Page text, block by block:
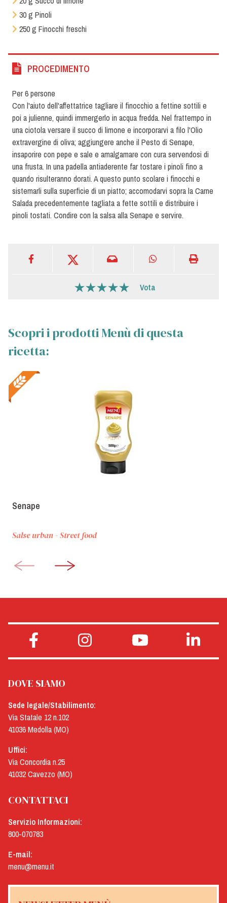
30 g Pinoli
250 g Finocchi freschi
PROCEDIMENTO
Per 6 persone
Con l'aiuto dell'affettatrice tagliare il finocchio a fettine sottili e
poi a julienne, quindi immergerlo in acqua fredda. Nel frattempo in
una ciotola versare il succo di limone e incorporarvi a filo l'Olio
extravergine di oliva; aggiungere anche il Pesto di Senape,
insaporire con pepe e sale e amalgamare con cura servendosi di
una frusta. In una padella antiaderente far tostare i pinoli fino a
quando risulteranno dorati. A questo punto scolare i finocchi e
sistemarli sulla superficie di un piatto; accomodarvi sopra la Carne
Salada precedentemente tagliata a fette sottili e distribuire i
pinoli tostati. Condire con la salsa alla Senape e servire.
Vota
Scopri i prodotti Menù di questa
ricetta:
Senape
Salse urban - Street food
DOVE SIAMO
Sede legale/Stabilimento:
Via Statale 12 n.102
41036 Medolla (MO)
Uffici:
Via Concordia n.25
41032 Cavezzo (MO)
CONTATTACI
Servizio Informazioni:
800-070783
E-mail:
menu@menu.it